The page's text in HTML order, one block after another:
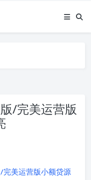
/完美运营版
美运营版小额贷源